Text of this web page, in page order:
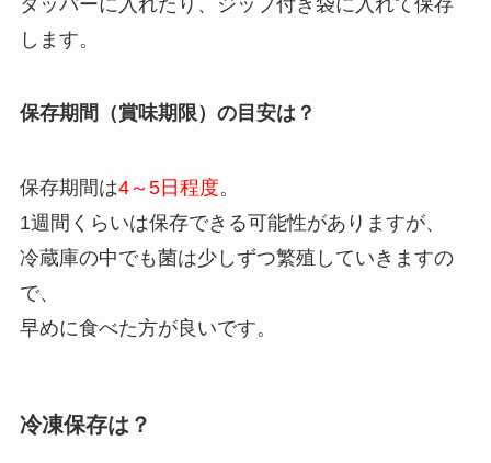
します。
保存期間（賞味期限）の目安は？
保存期間は4～5日程度。
1週間くらいは保存できる可能性がありますが、
冷蔵庫の中でも菌は少しずつ繁殖していきますの
で、
早めに食べた方が良いです。
冷凍保存は？